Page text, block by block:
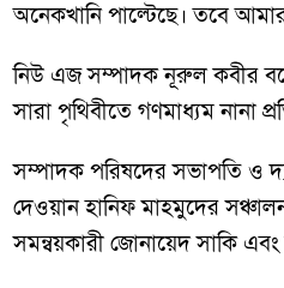
অনেকখানি পাল্টেছে। তবে
নিউ এজ সম্পাদক নূরুল কবীর
সারা পৃথিবীতে গণমাধ্যম নানা
সম্পাদক পরিষদের সভাপতি ও
দেওয়ান হানিফ মাহমুদের
সমন্বয়কারী জোনায়েদ সাকি